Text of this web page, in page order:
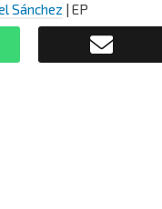
Sánchez | EP